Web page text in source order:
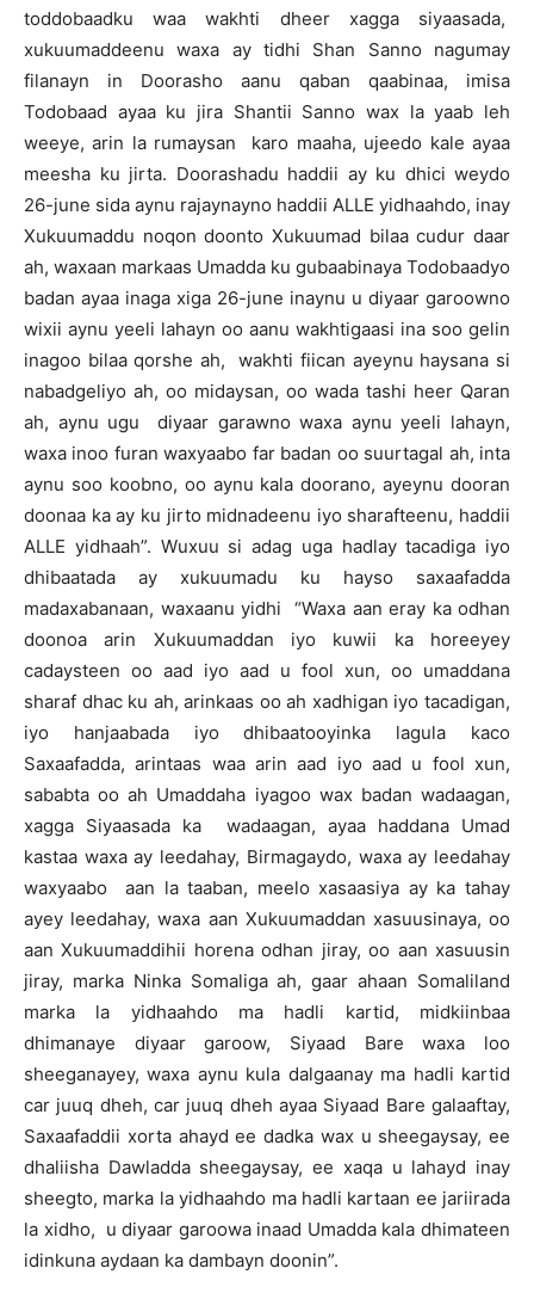
toddobaadku waa wakhti dheer xagga siyaasada,
xukuumaddeenu waxa ay tidhi Shan Sanno nagumay
filanayn in Doorasho aanu qaban qaabinaa, imisa
Todobaad ayaa ku jira Shantii Sanno wax la yaab leh
weeye, arin la rumaysan karo maaha, ujeedo kale ayaa
meesha ku jirta. Doorashadu haddii ay ku dhici weydo
26-june sida aynu rajaynayno haddii ALLE yidhaahdo, inay
Xukuumaddu noqon doonto Xukuumad bilaa cudur daar
ah, waxaan markaas Umadda ku gubaabinaya Todobaadyo
badan ayaa inaga xiga 26-june inaynu u diyaar garoowno
wixii aynu yeeli lahayn oo aanu wakhtigaasi ina soo gelin
inagoo bilaa qorshe ah, wakhti fiican ayeynu haysana si
nabadgeliyo ah, oo midaysan, oo wada tashi heer Qaran
ah, aynu ugu diyaar garawno waxa aynu yeeli lahayn,
waxa inoo furan waxyaabo far badan oo suurtagal ah, inta
aynu soo koobno, oo aynu kala doorano, ayeynu dooran
doonaa ka ay ku jirto midnadeenu iyo sharafteenu, haddii
ALLE yidhaah”. Wuxuu si adag uga hadlay tacadiga iyo
dhibaatada ay xukuumadu ku hayso saxaafadda
madaxabanaan, waxaanu yidhi “Waxa aan eray ka odhan
doonoa arin Xukuumaddan iyo kuwii ka horeeyey
cadaysteen oo aad iyo aad u fool xun, oo umaddana
sharaf dhac ku ah, arinkaas oo ah xadhigan iyo tacadigan,
iyo hanjaabada iyo dhibaatooyinka lagula kaco
Saxaafadda, arintaas waa arin aad iyo aad u fool xun,
sababta oo ah Umaddaha iyagoo wax badan wadaagan,
xagga Siyaasada ka wadaagan, ayaa haddana Umad
kastaa waxa ay leedahay, Birmagaydo, waxa ay leedahay
waxyaabo aan la taaban, meelo xasaasiya ay ka tahay
ayey leedahay, waxa aan Xukuumaddan xasuusinaya, oo
aan Xukuumaddihii horena odhan jiray, oo aan xasuusin
jiray, marka Ninka Somaliga ah, gaar ahaan Somaliland
marka la yidhaahdo ma hadli kartid, midkiinbaa
dhimanaye diyaar garoow, Siyaad Bare waxa loo
sheeganayey, waxa aynu kula dalgaanay ma hadli kartid
car juuq dheh, car juuq dheh ayaa Siyaad Bare galaaftay,
Saxaafaddii xorta ahayd ee dadka wax u sheegaysay, ee
dhaliisha Dawladda sheegaysay, ee xaqa u lahayd inay
sheegto, marka la yidhaahdo ma hadli kartaan ee jariirada
la xidho, u diyaar garoowa inaad Umadda kala dhimateen
idinkuna aydaan ka dambayn doonin”.